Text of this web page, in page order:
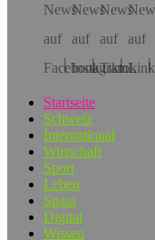
Startseite
Schweiz
International
Wirtschaft
Sport
Leben
Spass
Digital
Wissen